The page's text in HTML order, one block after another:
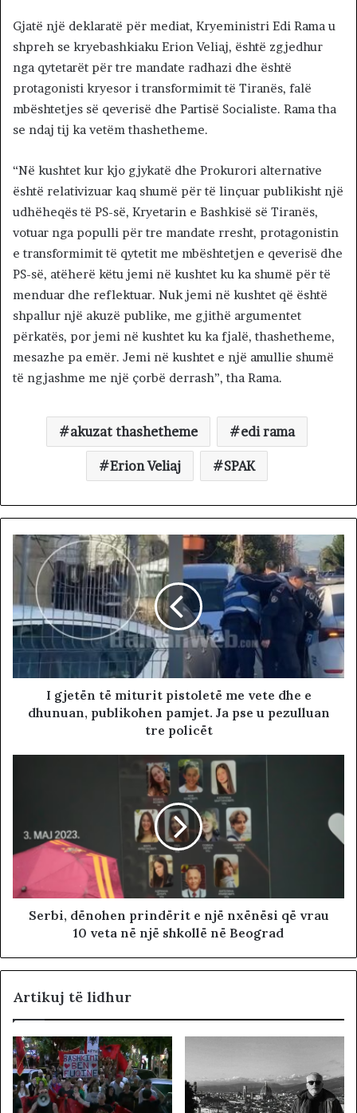
Gjatë një deklaratë për mediat, Kryeministri Edi Rama u
shpreh se kryebashkiaku Erion Veliaj, është zgjedhur
nga qytetarët për tre mandate radhazi dhe është
protagonisti kryesor i transformimit të Tiranës, falë
mbështetjes së qeverisë dhe Partisë Socialiste. Rama tha
se ndaj tij ka vetëm thashetheme.
“Në kushtet kur kjo gjykatë dhe Prokurori alternative
është relativizuar kaq shumë për të linçuar publikisht një
udhëheqës të PS-së, Kryetarin e Bashkisë së Tiranës,
votuar nga populli për tre mandate rresht, protagonistin
e transformimit të qytetit me mbështetjen e qeverisë dhe
PS-së, atëherë këtu jemi në kushtet ku ka shumë për të
menduar dhe reflektuar. Nuk jemi në kushtet që është
shpallur një akuzë publike, me gjithë argumentet
përkatës, por jemi në kushtet ku ka fjalë, thashetheme,
mesazhe pa emër. Jemi në kushtet e një amullie shumë
të ngjashme me një çorbë derrash”, tha Rama.
akuzat thashetheme edi rama
Erion Veliaj SPAK
I gjetën të miturit pistoletë me vete dhe e
dhunuan, publikohen pamjet. Ja pse u pezulluan
tre policët
Serbi, dënohen prindërit e një nxënësi që vrau
10 veta në një shkollë në Beograd
Artikuj të lidhur